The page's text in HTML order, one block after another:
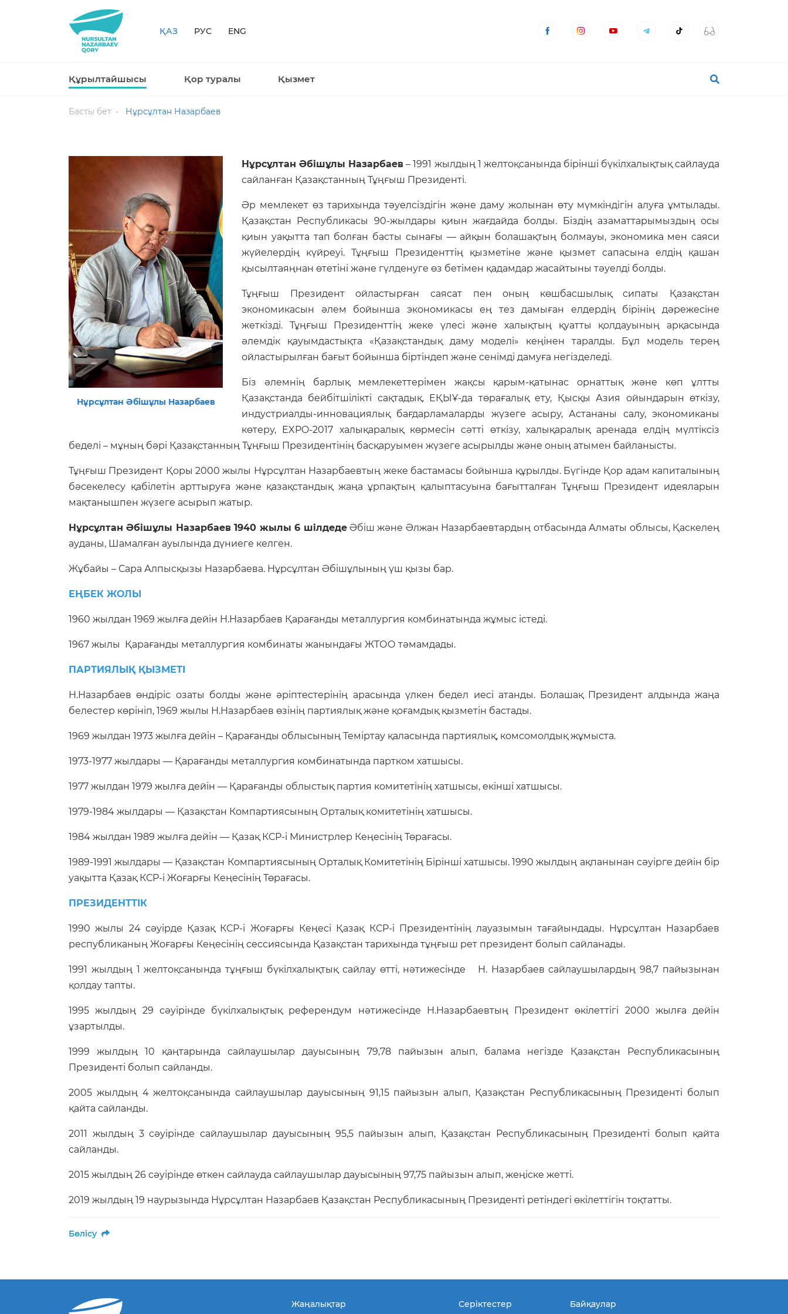
ҚАЗ РУС ENG
Құрылтайшысы Қор туралы Қызмет
Басты бет Нұрсұлтан Назарбаев
Нұрсұлтан Әбішұлы Назарбаев
Нұрсұлтан Әбішұлы Назарбаев – 1991 жылдың 1 желтоқсанында бірінші бүкілхалықтық сайлауда
сайланған Қазақстанның Тұңғыш Президенті.
Әр мемлекет өз тарихында тәуелсіздігін және даму жолынан өту мүмкіндігін алуға ұмтылады.
Қазақстан Республикасы 90-жылдары қиын жағдайда болды. Біздің азаматтарымыздың осы
қиын уақытта тап болған басты сынағы — айқын болашақтың болмауы, экономика мен саяси
жүйелердің күйреуі. Тұңғыш Президенттің қызметіне және қызмет сапасына елдің қашан
қысылтаяңнан өтетіні және гүлденуге өз бетімен қадамдар жасайтыны тәуелді болды.
Тұңғыш Президент ойластырған саясат пен оның көшбасшылық сипаты Қазақстан
экономикасын әлем бойынша экономикасы ең тез дамыған елдердің бірінің дәрежесіне
жеткізді. Тұңғыш Президенттің жеке үлесі және халықтың қуатты қолдауының арқасында
әлемдік қауымдастықта «Қазақстандық даму моделі» кеңінен таралды. Бұл модель терең
ойластырылған бағыт бойынша біртіндеп және сенімді дамуға негізделеді.
Біз әлемнің барлық мемлекеттерімен жақсы қарым-қатынас орнаттық және көп ұлтты
Қазақстанда бейбітшілікті сақтадық. ЕҚЫҰ-да төрағалық ету, Қысқы Азия ойындарын өткізу,
индустриалды-инновациялық бағдарламаларды жүзеге асыру, Астананы салу, экономиканы
көтеру, EXPO-2017 халықаралық көрмесін сәтті өткізу, халықаралық аренада елдің мүлтіксіз
беделі – мұның бәрі Қазақстанның Тұңғыш Президентінің басқаруымен жүзеге асырылды және оның атымен байланысты.
Тұңғыш Президент Қоры 2000 жылы Нұрсұлтан Назарбаевтың жеке бастамасы бойынша құрылды. Бүгінде Қор адам капиталының
бәсекелесу қабілетін арттыруға және қазақстандық жаңа ұрпақтың қалыптасуына бағытталған Тұңғыш Президент идеяларын
мақтанышпен жүзеге асырып жатыр.
Нұрсұлтан Әбішұлы Назарбаев 1940 жылы 6 шілдедеӘбіш және Әлжан Назарбаевтардың отбасында Алматы облысы, Қаскелең
ауданы, Шамалған ауылында дүниеге келген.
Жұбайы – Сара Алпысқызы Назарбаева. Нұрсұлтан Әбішұлының үш қызы бар.
ЕҢБЕК ЖОЛЫ
1960 жылдан 1969 жылға дейін Н.Назарбаев Қарағанды металлургия комбинатында жұмыс істеді.
1967 жылы Қарағанды металлургия комбинаты жанындағы ЖТОО тәмамдады.
ПАРТИЯЛЫҚ ҚЫЗМЕТІ
Н.Назарбаев өндіріс озаты болды және әріптестерінің арасында үлкен бедел иесі атанды. Болашақ Президент алдында жаңа
белестер көрініп, 1969 жылы Н.Назарбаев өзінің партиялық және қоғамдық қызметін бастады.
1969 жылдан 1973 жылға дейін – Қарағанды облысының Теміртау қаласында партиялық, комсомолдық жұмыста.
1973-1977 жылдары — Қарағанды металлургия комбинатында партком хатшысы.
1977 жылдан 1979 жылға дейін — Қарағанды облыстық партия комитетінің хатшысы, екінші хатшысы.
1979-1984 жылдары — Қазақстан Компартиясының Орталық комитетінің хатшысы.
1984 жылдан 1989 жылға дейін — Қазақ КСР-і Министрлер Кеңесінің Төрағасы.
1989-1991 жылдары — Қазақстан Компартиясының Орталық Комитетінің Бірінші хатшысы. 1990 жылдың ақпанынан сәуірге дейін бір
уақытта Қазақ КСР-і Жоғарғы Кеңесінің Төрағасы.
ПРЕЗИДЕНТТІК
1990 жылы 24 сәуірде Қазақ КСР-і Жоғарғы Кеңесі Қазақ КСР-і Президентінің лауазымын тағайындады. Нұрсұлтан Назарбаев
республиканың Жоғарғы Кеңесінің сессиясында Қазақстан тарихында тұңғыш рет президент болып сайланады.
1991 жылдың 1 желтоқсанында тұңғыш бүкілхалықтық сайлау өтті, нәтижесінде Н. Назарбаев сайлаушылардың 98,7 пайызынан
қолдау тапты.
1995 жылдың 29 сәуірінде бүкілхалықтық референдум нәтижесінде Н.Назарбаевтың Президент өкілеттігі 2000 жылға дейін
ұзартылды.
1999 жылдың 10 қаңтарында сайлаушылар дауысының 79,78 пайызын алып, балама негізде Қазақстан Республикасының
Президенті болып сайланды.
2005 жылдың 4 желтоқсанында сайлаушылар дауысының 91,15 пайызын алып, Қазақстан Республикасының Президенті болып
қайта сайланды.
2011 жылдың 3 сәуірінде сайлаушылар дауысының 95,5 пайызын алып, Қазақстан Республикасының Президенті болып қайта
сайланды.
2015 жылдың 26 сәуірінде өткен сайлауда сайлаушылар дауысының 97,75 пайызын алып, жеңіске жетті.
2019 жылдың 19 наурызында Нұрсұлтан Назарбаев Қазақстан Республикасының Президенті ретіндегі өкілеттігін тоқтатты.
Бөлісу
Жаңалықтар Серіктестер Байқаулар